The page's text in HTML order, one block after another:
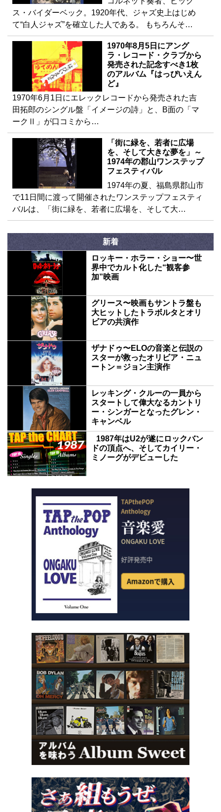
ス・バイダーベック。1920年代、ジャズ史上はじめ
て“白人ジャズ”を確立した人である。 もちろんそ…
1970年8月5日にアング
ラ・レコード・クラブから
発売された記念すべき1枚
のアルバム『はっぴいえん
ど』
1970年6月1日にエレックレコードから発売された吉
田拓郎のシングル盤「イメージの詩」と、B面の「マ
ークⅡ」が口コミから…
「街に緑を、若者に広場
を、そして大きな夢を」～
1974年の郡山ワンステップ
フェスティバル
1974年の夏、福島県郡山市
で11日間に渡って開催されたワンステップフェスティ
バルは、「街に緑を、若者に広場を、そして大…
新着
ロッキー・ホラー・ショー〜世
界中でカルト化した“観客参
加”映画
グリース〜映画もサントラ盤も
大ヒットしたトラボルタとオリ
ビアの共演作
ザナドゥ〜ELOの音楽と伝説の
スターが救ったオリビア・ニュ
ートン＝ジョン主演作
レッキング・クルーの一員から
スタートして偉大なるカントリ
ー・シンガーとなったグレン・
キャンベル
1987年はU2が遂にロックバン
ドの頂点へ、そしてカイリー・
ミノーグがデビューした